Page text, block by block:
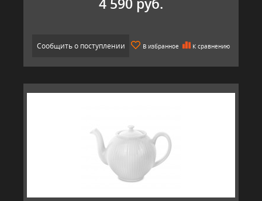
Сообщить о поступлении В избранное К сравнению